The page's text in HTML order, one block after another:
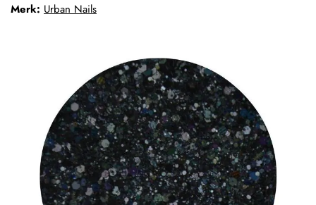
Merk: Urban Nails